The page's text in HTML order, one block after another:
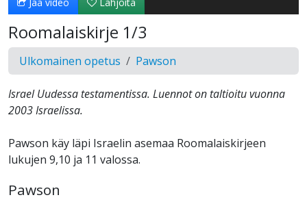
Roomalaiskirje 1/3
Ulkomainen opetus Pawson
Israel Uudessa testamentissa. Luennot on taltioitu vuonna
2003 Israelissa.
Pawson käy läpi Israelin asemaa Roomalaiskirjeen
lukujen 9,10 ja 11 valossa.
Pawson